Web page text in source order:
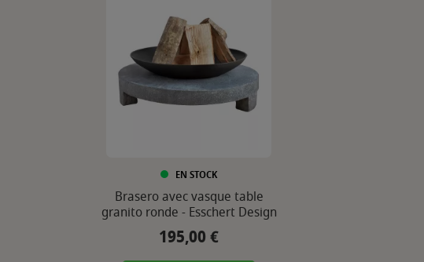
EN STOCK
Brasero avec vasque table
granito ronde - Esschert Design
Prix
195,00 €